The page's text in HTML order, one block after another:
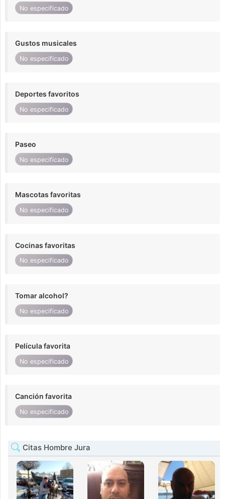
No especificado
Gustos musicales
No especificado
Deportes favoritos
No especificado
Paseo
No especificado
Mascotas favoritas
No especificado
Cocinas favoritas
No especificado
Tomar alcohol?
No especificado
Película favorita
No especificado
Canción favorita
No especificado
Citas Hombre Jura